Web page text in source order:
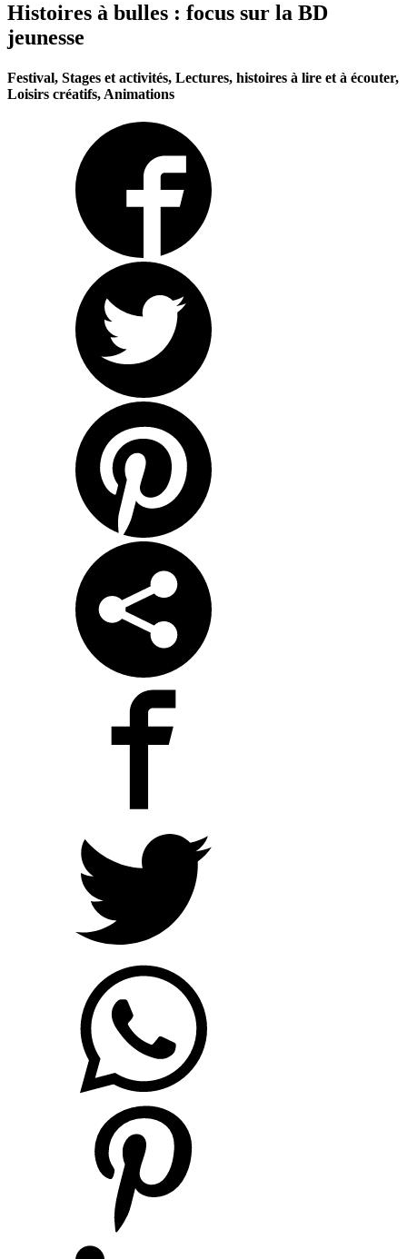
Histoires à bulles : focus sur la BD
jeunesse
Festival, Stages et activités, Lectures, histoires à lire et à écouter,
Loisirs créatifs, Animations